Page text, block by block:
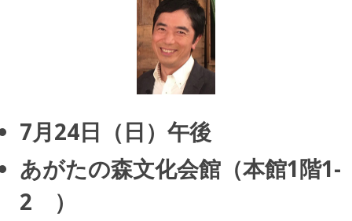
7月24日（日）午後
あがたの森文化会館（本館1階1-
2 ）